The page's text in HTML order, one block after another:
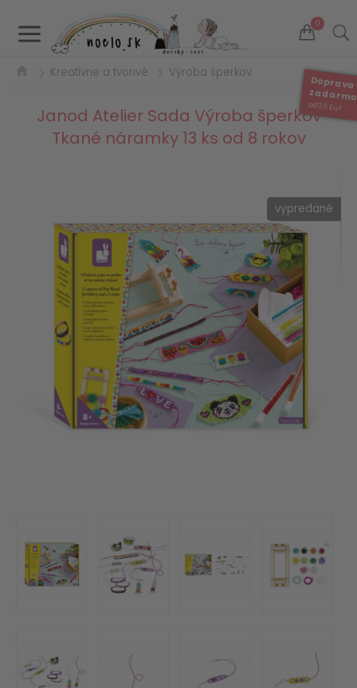
a 0
Doprava
od 35 Eur
Kreatívne a tvorivé Výroba šperkov
Janod Atelier Sada Výroba šperkov
Tkané náramky 13 ks od 8 rokov
vypredané